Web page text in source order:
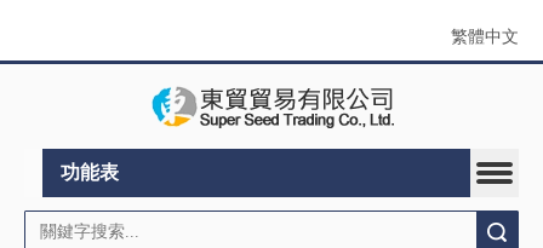
繁體中文
功能表